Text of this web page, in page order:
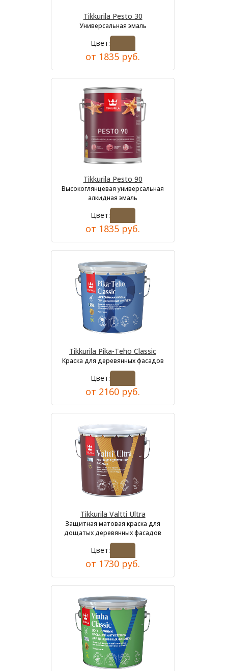
Tikkurila Pesto 30
Универсальная эмаль
Цвет:
от 1835 руб.
Tikkurila Pesto 90
Высокоглянцевая универсальная
алкидная эмаль
Цвет:
от 1835 руб.
Tikkurila Pika-Teho Classic
Краска для деревянных фасадов
Цвет:
от 2160 руб.
Tikkurila Valtti Ultra
Защитная матовая краска для
дощатых деревянных фасадов
Цвет:
от 1730 руб.